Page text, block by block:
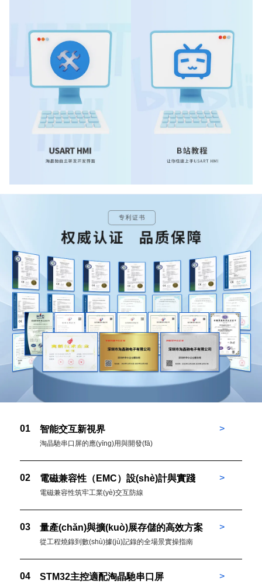
01 智能交互新視界
淘晶馳串口屏的應(yīng)用與開發(fā)
>
02 電磁兼容性（EMC）設(shè)計與實踐
電磁兼容性筑牢工業(yè)交互防線
>
03 量產(chǎn)與擴(kuò)展存儲的高效方案
從工程燒錄到數(shù)據(jù)記錄的全場景實操指南
>
04 STM32主控適配淘晶馳串口屏 >